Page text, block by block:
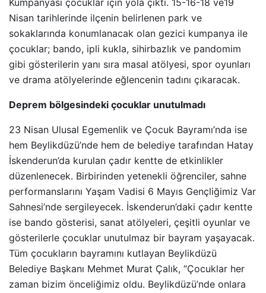
Kumpanyası çocuklar için yola çıktı. 15-16-18 ve19
Nisan tarihlerinde ilçenin belirlenen park ve
sokaklarında konumlanacak olan gezici kumpanya ile
çocuklar; bando, ipli kukla, sihirbazlık ve pandomim
gibi gösterilerin yanı sıra masal atölyesi, spor oyunları
ve drama atölyelerinde eğlencenin tadını çıkaracak.
Deprem bölgesindeki çocuklar unutulmadı
23 Nisan Ulusal Egemenlik ve Çocuk Bayramı’nda ise
hem Beylikdüzü’nde hem de belediye tarafından Hatay
İskenderun’da kurulan çadır kentte de etkinlikler
düzenlenecek. Birbirinden yetenekli öğrenciler, sahne
performanslarını Yaşam Vadisi 6 Mayıs Gençliğimiz Var
Sahnesi’nde sergileyecek. İskenderun’daki çadır kentte
ise bando gösterisi, sanat atölyeleri, çeşitli oyunlar ve
gösterilerle çocuklar unutulmaz bir bayram yaşayacak.
Tüm çocukların bayramını kutlayan Beylikdüzü
Belediye Başkanı Mehmet Murat Çalık, “Çocuklar her
zaman bizim önceliğimiz oldu. Beylikdüzü’nde onlara